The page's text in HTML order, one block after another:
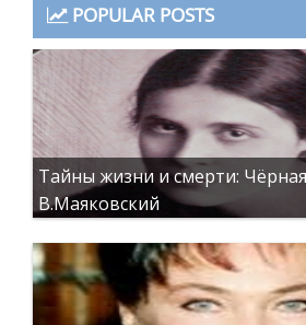
POPULAR POSTS
Тайны жизни и смерти:
В.Маяковский